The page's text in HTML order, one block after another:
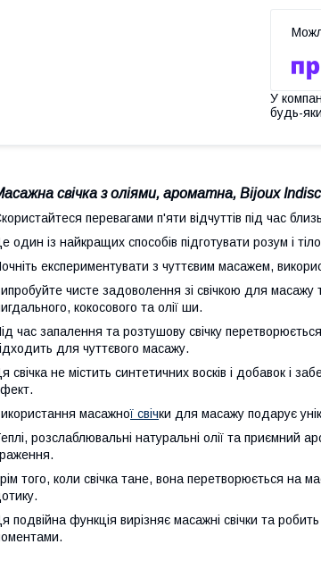
У
будь-
свічка з оліями, ароматна, Bijoux
перевагами п'яти відчуттів під час
один із найкращих способів підготувати розум і
експериментувати з чуттєвим масажем,
чисте задоволення зі свічкою для масажу
кокосового та олії ши.
час запалення та розтушову свічку
для чуттєвого масажу.
свічка не містить синтетичних восків і добавок і
масажної свічки для масажу подарує
розслаблювальні натуральні олії та приємний
того, коли свічка тане, вона перетворюється на
подвійна функція вирізняє масажні свічки та